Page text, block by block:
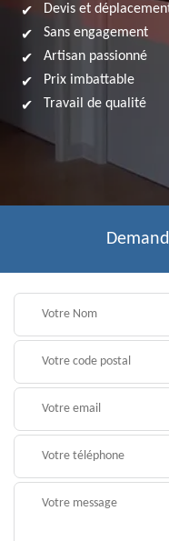
Devis et
Sans engagement
Artisan passionné
Prix imbattable
Travail de qualité